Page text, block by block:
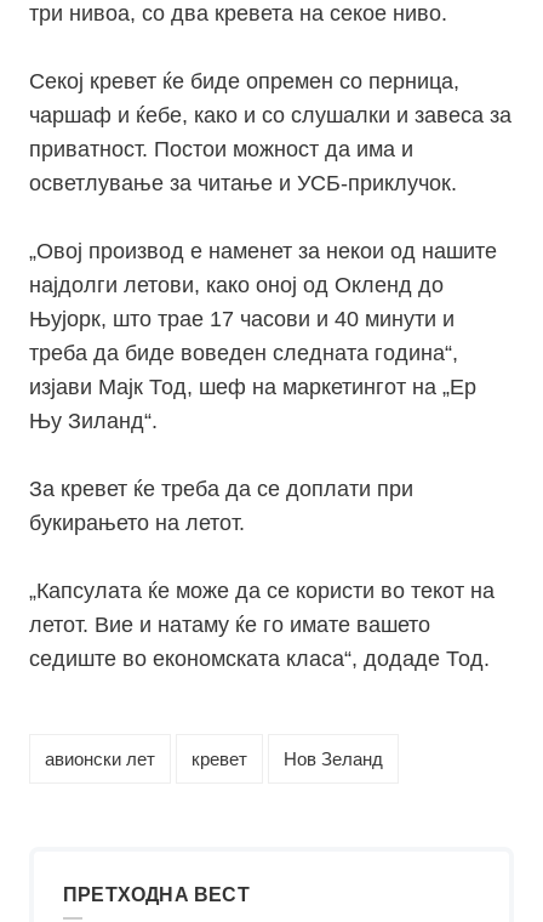
три нивоа, со два кревета на секое ниво.
Секој кревет ќе биде опремен со перница,
чаршаф и ќебе, како и со слушалки и завеса за
приватност. Постои можност да има и
осветлување за читање и УСБ-приклучок.
„Овој производ е наменет за некои од нашите
најдолги летови, како оној од Окленд до
Њујорк, што трае 17 часови и 40 минути и
треба да биде воведен следната година“,
изјави Мајк Тод, шеф на маркетингот на „Ер
Њу Зиланд“.
За кревет ќе треба да се доплати при
букирањето на летот.
„Капсулата ќе може да се користи во текот на
летот. Вие и натаму ќе го имате вашето
седиште во економската класа“, додаде Тод.
авионски лет кревет Нов Зеланд
ПРЕТХОДНА ВЕСТ